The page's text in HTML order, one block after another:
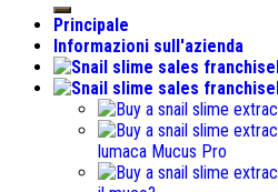
Principale
Informazioni sull'azienda
lumaca Mucus Pro